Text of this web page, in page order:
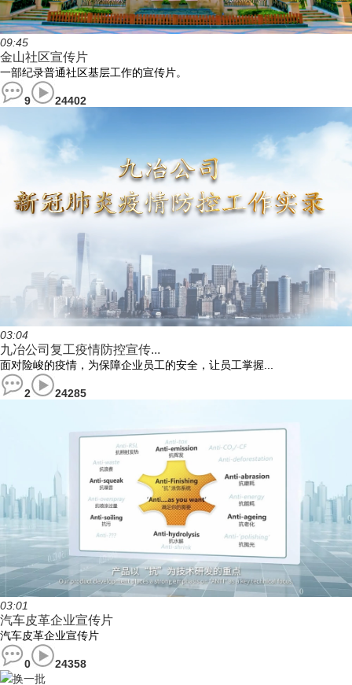
09:45
金山社区宣传片
一部纪录普通社区基层工作的宣传片。
9 24402
03:04
九冶公司复工疫情防控宣传...
面对险峻的疫情，为保障企业员工的安全，让员工掌握...
2 24285
03:01
汽车皮革企业宣传片
汽车皮革企业宣传片
0
24358
换一批